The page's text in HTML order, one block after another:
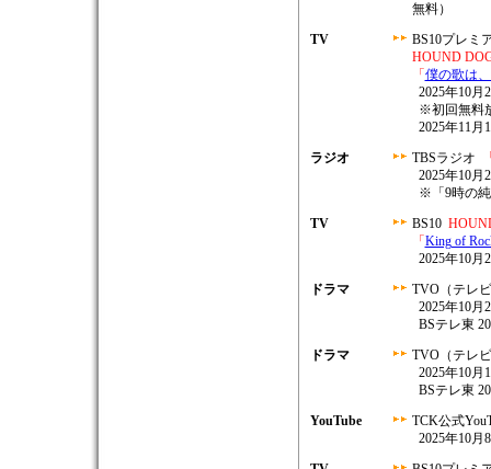
無料）
TV
BS10プレミ
HOUND
「 僕の歌は
2025年10月
※初回無料
2025年11月
ラジオ
TBSラジオ
2025年10月
※「9時の
TV
BS10
「 King of
2025年10月
ドラマ
TVO（テレ
2025年10月
BSテレ東
ドラマ
TVO（テレ
2025年10月
BSテレ東
YouTube
TCK公式
2025年10月